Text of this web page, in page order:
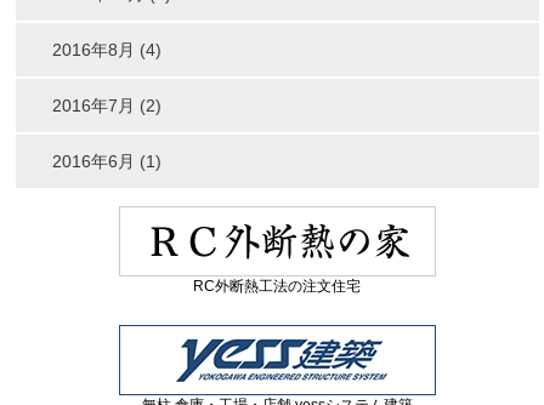
2016年8月 (4)
2016年7月 (2)
2016年6月 (1)
RC外断熱工法の注文住宅